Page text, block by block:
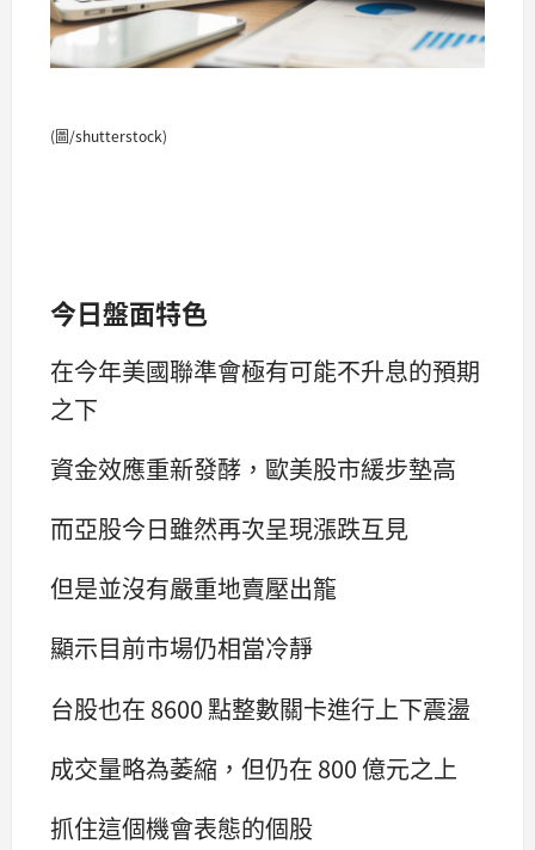
(圖/shutterstock)
今日盤面特色
在今年美國聯準會極有可能不升息的預期
之下
資金效應重新發酵，歐美股市緩步墊高
而亞股今日雖然再次呈現漲跌互見
但是並沒有嚴重地賣壓出籠
顯示目前市場仍相當冷靜
台股也在 8600 點整數關卡進行上下震盪
成交量略為萎縮，但仍在 800 億元之上
抓住這個機會表態的個股